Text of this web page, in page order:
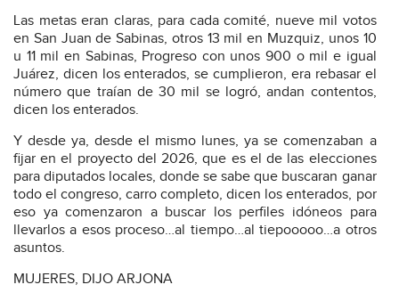
Las metas eran claras, para cada comité, nueve mil votos
en San Juan de Sabinas, otros 13 mil en Muzquiz, unos 10
u 11 mil en Sabinas, Progreso con unos 900 o mil e igual
Juárez, dicen los enterados, se cumplieron, era rebasar el
número que traían de 30 mil se logró, andan contentos,
dicen los enterados.
Y desde ya, desde el mismo lunes, ya se comenzaban a
fijar en el proyecto del 2026, que es el de las elecciones
para diputados locales, donde se sabe que buscaran ganar
todo el congreso, carro completo, dicen los enterados, por
eso ya comenzaron a buscar los perfiles idóneos para
llevarlos a esos proceso…al tiempo…al tiepooooo…a otros
asuntos.
MUJERES, DIJO ARJONA